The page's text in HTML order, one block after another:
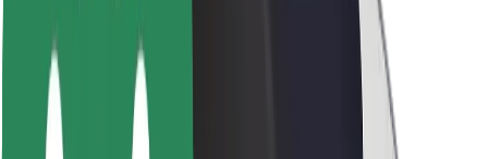
Urban Fund
Varnost potnikov